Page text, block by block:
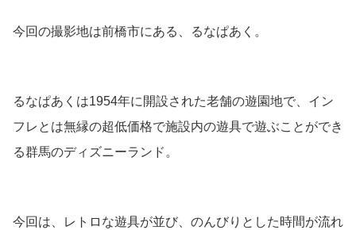
今回の撮影地は前橋市にある、るなぱあく。
るなぱあくは1954年に開設された老舗の遊園地で、イン
フレとは無縁の超低価格で施設内の遊具で遊ぶことができ
る群馬のディズニーランド。
今回は、レトロな遊具が並び、のんびりとした時間が流れ